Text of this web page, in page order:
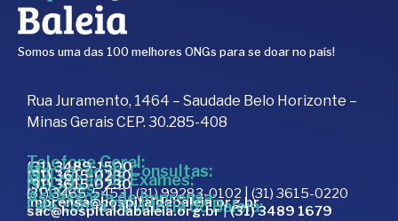
Somos uma das 100 melhores ONGs para se doar no país!
Rua Juramento, 1464 – Saudade Belo Horizonte –
Minas Gerais CEP. 30.285-408
Telefone Geral:
(31) 3489-1500
Marcação de Consultas:
(31) 3615-0230
Marcação de Exames:
(31) 3615-0230
Doações:
(31) 3465-5453 | (31) 99283-0102 | (31) 3615-0220
Assessoria de Imprensa:
imprensa@hospitaldabaleia.org.br
Fale com a Ouvidoria do Baleia:
sac@hospitaldabaleia.org.br|(31) 3489 1679